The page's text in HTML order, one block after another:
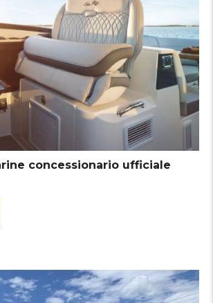
concessionario ufficiale